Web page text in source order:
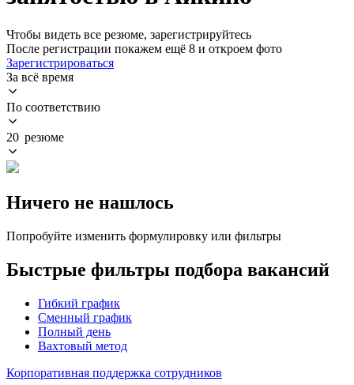
Чтобы видеть все резюме, зарегистрируйтесь
После регистрации покажем ещё 8 и откроем фото
Зарегистрироваться
За всё время
По соответствию
20 резюме
Ничего не нашлось
Попробуйте изменить формулировку или фильтры
Быстрые фильтры подбора вакансий
Гибкий график
Сменный график
Полный день
Вахтовый метод
Корпоративная поддержка сотрудников